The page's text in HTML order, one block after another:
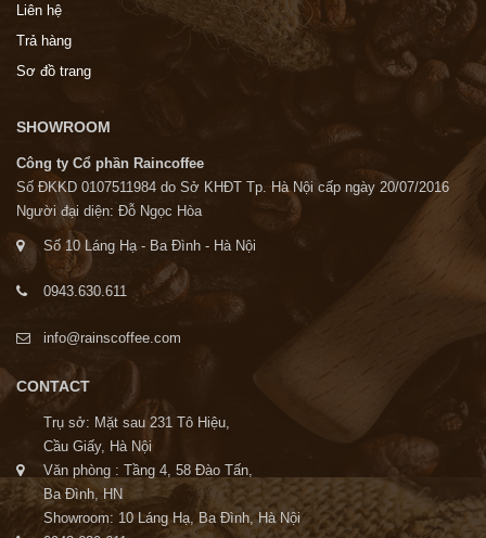
Liên hệ
Trả hàng
Sơ đồ trang
SHOWROOM
Công ty Cổ phần Raincoffee
Số ĐKKD 0107511984 do Sở KHĐT Tp. Hà Nội cấp ngày 20/07/2016
Người đại diện: Đỗ Ngọc Hòa
Số 10 Láng Hạ - Ba Đình - Hà Nội
0943.630.611
info@rainscoffee.com
CONTACT
Trụ sở: Mặt sau 231 Tô Hiệu,
Cầu Giấy, Hà Nội
Văn phòng : Tầng 4, 58 Đào Tấn,
Ba Đình, HN
Showroom: 10 Láng Hạ, Ba Đình, Hà Nội